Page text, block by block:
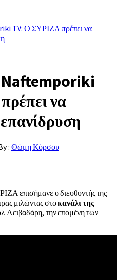
TV: Ο ΣΥΡΙΖΑ πρέπει να
Naftemporiki
να
:Θώμη Κόρσου
επισήμανε ο διευθυντής της
μιλώντας στοκανάλι της
Λειβαδάρη, την επομένη των